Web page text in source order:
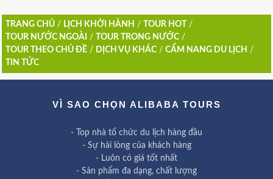
TRANG CHỦ/ LỊCH KHỞI HÀNH / TOUR HOT
/
TOUR NƯỚC NGOÀI
/ TOUR TRONG NƯỚC/
TOUR THEO CHỦ ĐỀ/ DỊCH VỤ KHÁC/ CẨM NANG DU LỊCH /
TIN TỨC
VÌ SAO CHỌN ALIBABA TOURS
- Top nhà tổ chức du lịch hàng đầu
- Sự hài lòng của khách hàng
- Luôn có giá tốt nhất
- Sản phẩm đa dạng, chất lượng